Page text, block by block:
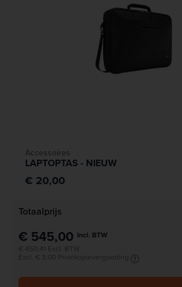
Accessoires
LAPTOPTAS - NIEUW
€ 20,00
Totaalprijs
€ 545,00 Incl. BTW
€ 450,41 Excl. BTW
Excl. € 3,00 Privékopievergoeding